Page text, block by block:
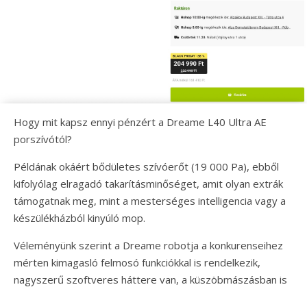
Hogy mit kapsz ennyi pénzért a Dreame L40 Ultra AE
porszívótól?
Példának okáért bődületes szívóerőt (19 000 Pa), ebből
kifolyólag elragadó takarításminőséget, amit olyan extrák
támogatnak meg, mint a mesterséges intelligencia vagy a
készülékházból kinyúló mop.
Véleményünk szerint a Dreame robotja a konkurenseihez
mérten kimagasló felmosó funkciókkal is rendelkezik,
nagyszerű szoftveres háttere van, a küszöbmászásban is